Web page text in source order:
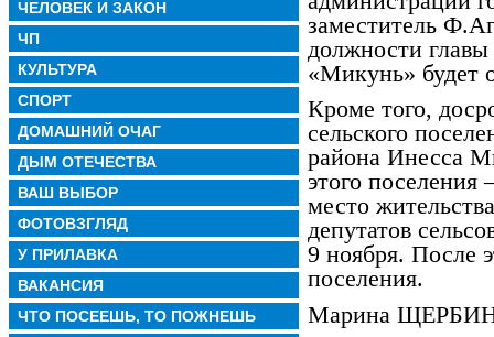
ЧЕЛОВЕК И ЗАКОН
ЧП
КУЛЬТУРА
СПОРТ
ДОМАШНИЙ ОЧАГ
ДЫМ ОТЕЧЕСТВА
ВАШ ВЫБОР
ФОТОВЗГЛЯД
У ПРИЛАВКА
ВАКАНСИЯ
ЧТО ПОСЕЕШЬ, ТО ПОЖНЕШЬ
заместитель
должности
«Микунь» будет
Кроме того,
сельского
района Инесса
этого поселения
место
депутатов
9 ноября. После
поселения.
Марина